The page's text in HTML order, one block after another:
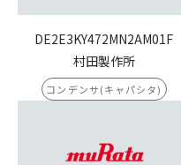
DE2E3KY472MN2AM01F
村田製作所
コンデンサ(キャパシタ)